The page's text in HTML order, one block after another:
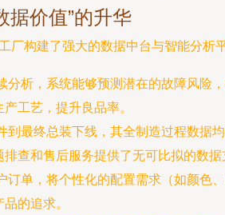
据价值”的升华
构建了强大的数据中台与智能分析
分析，系统能够预测潜在的故障风险
工艺，提升良品率。
到最终总装下线，其全制造过程数据
查和售后服务提供了无可比拟的数据
订单，将个性化的配置需求（如颜色
的追求。